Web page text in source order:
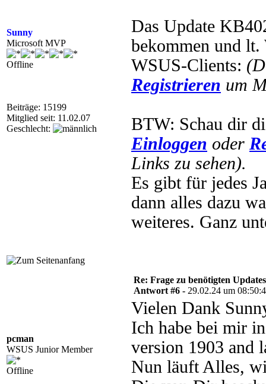
Sunny
Microsoft MVP
Offline
Beiträge: 15199
Mitglied seit: 11.02.07
Geschlecht:
Das Update
bekommen und lt.
WSUS-Clients:
Registrieren um
BTW: Schau dir
Einloggen oder
Links zu sehen).
Es gibt für jedes
dann alles dazu
weiteres. Ganz
pcman
WSUS Junior Member
Offline
Re: Frage zu benötigten
Antwort #6 - 29.02.24 um
Vielen Dank
Ich habe bei mir
version 1903 and
Nun läuft Alles,